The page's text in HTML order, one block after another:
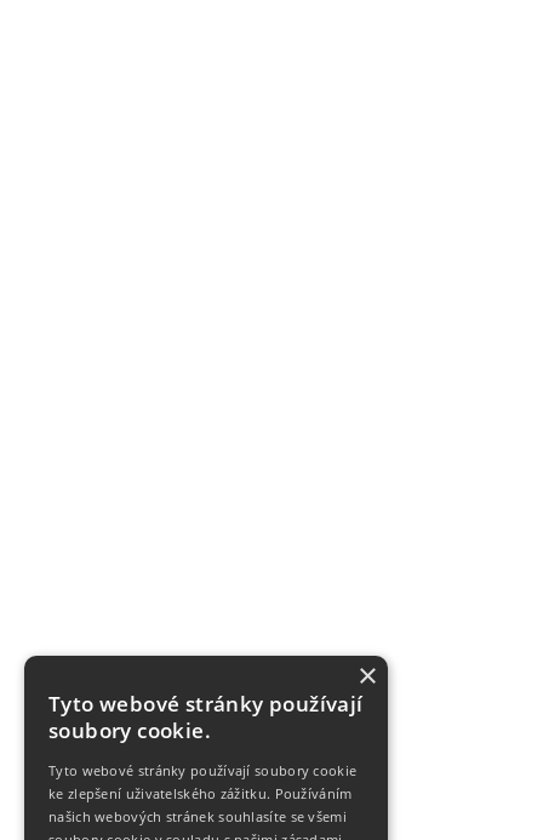
×
Tyto webové stránky používají
soubory cookie.
Tyto webové stránky používají soubory cookie
ke zlepšení uživatelského zážitku. Používáním
našich webových stránek souhlasíte se všemi